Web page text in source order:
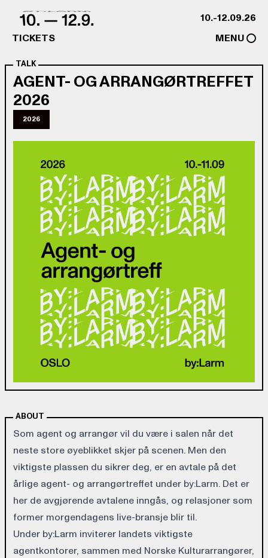
10.-12.09.26
TICKETS
MENU
TALK
AGENT- OG ARRANGØRTREFFET
2026
2026
ABOUT
Som agent og arrangør vil du være i salen når det
neste store øyeblikket skjer på scenen. Men den
viktigste plassen du sikrer deg, er en avtale på det
årlige agent- og arrangørtreffet under by:Larm. Det er
her de avgjørende avtalene inngås, og relasjoner som
former morgendagens live-bransje blir til.
Under by:Larm inviterer landets viktigste
agentkontorer, sammen med Norske Kulturarrangører,